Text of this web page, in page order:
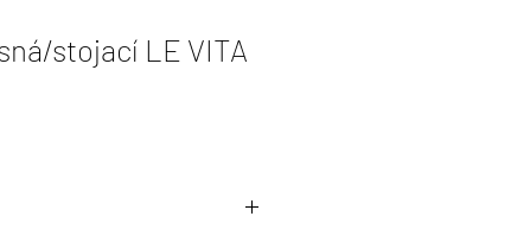
stojací LE VITA